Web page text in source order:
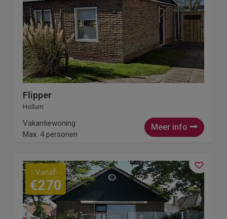
Flipper
Hollum
Meer info
Vakantiewoning
Max. 4 personen
Vanaf
€270